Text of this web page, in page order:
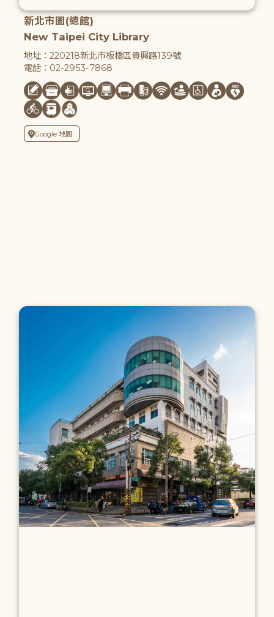
新北市圖(總館)
New Taipei City Library
地址：220218新北市板橋區貴興路139號
電話：02-2953-7868
Google 地圖